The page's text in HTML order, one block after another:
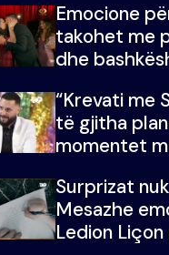
fituar
Emocione
takohet me
dhe
“Krevati me
të gjitha
momentet
mungojë
kur…
Surprizat
Mesazhe
Ledion Liçon